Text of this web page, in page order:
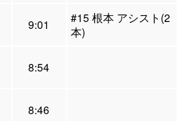
9:01
#15 根本 アシスト(2
本)
8:54
8:46